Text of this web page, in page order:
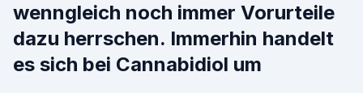
wenngleich noch immer Vorurteile
dazu herrschen. Immerhin handelt
es sich bei Cannabidiol um